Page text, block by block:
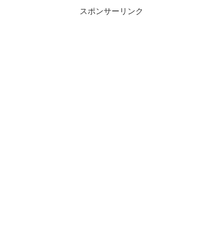
スポンサーリンク